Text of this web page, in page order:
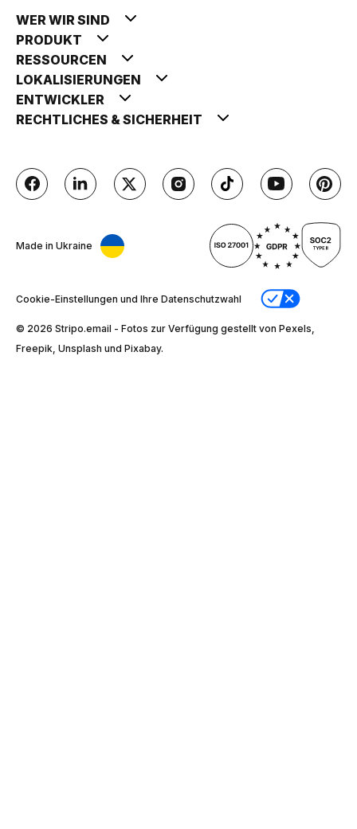
WER WIR SIND
PRODUKT
RESSOURCEN
LOKALISIERUNGEN
ENTWICKLER
RECHTLICHES & SICHERHEIT
Made in Ukraine
Cookie-Einstellungen und Ihre Datenschutzwahl
© 2026 Stripо.email - Fotos zur Verfügung gestellt von Pexels,
Freepik, Unsplash und Pixabay.